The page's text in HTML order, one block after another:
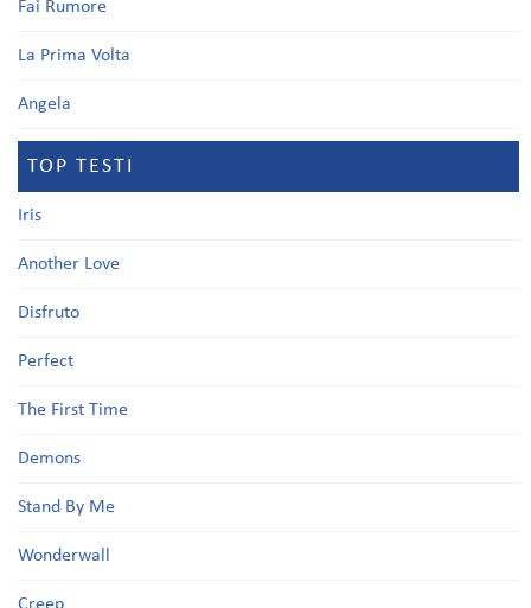
Fai Rumore
La Prima Volta
Angela
TOP TESTI
Iris
Another Love
Disfruto
Perfect
The First Time
Demons
Stand By Me
Wonderwall